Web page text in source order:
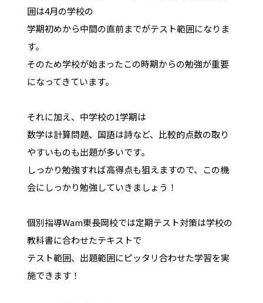
囲は4月の学校の
学期初めから中間の直前までがテスト範囲になりま
す。
そのため学校が始まったこの時期からの勉強が重要
になってきています。
それに加え、中学校の1学期は
数学は計算問題、国語は詩など、比較的点数の取り
やすいものも出題が多いです。
しっかり勉強すれば高得点も狙えますので、この機
会にしっかり勉強していきましょう！
個別指導Wam東長岡校では定期テスト対策は学校の
教科書に合わせたテキストで
テスト範囲、出題範囲にピッタリ合わせた学習を実
施できます！